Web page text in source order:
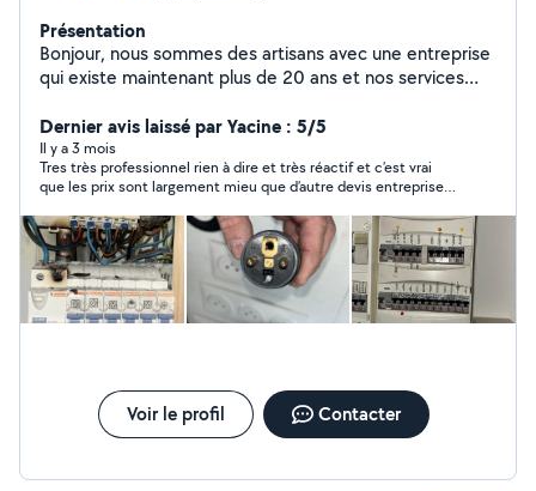
Présentation
Bonjour, nous sommes des artisans avec une entreprise
qui existe maintenant plus de 20 ans et nos services
bien sûr pour vos assurances ou autres . Passage de
camera , débouchage camion hydrocureur, pour tous ce
qui est bouchon au niveau de vos canalisations . Nous
fesons également tous ce qui est renovation
d'appartement . On reste disponible 24/24h et on
intervient dans l'heure . Num de téléphone
06/02/70/63/65
Dernier avis laissé par Yacine : 5/5
Il y a 3 mois
Tres très professionnel rien à dire et très réactif et c’est vrai
que les prix sont largement mieu que d’autre devis entreprise a
grand sourire
Voir le profil Contacter